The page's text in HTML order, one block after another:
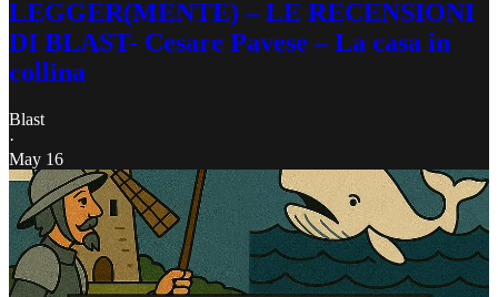
LEGGER(MENTE) – LE RECENSIONI
DI BLAST- Cesare Pavese – La casa in
collina
Blast
·
May 16